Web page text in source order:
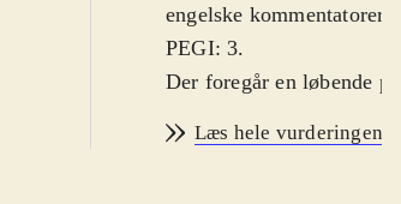
engelske
PEGI: 3.
Der foregår en løbende
grundlæggende
Læs hele vurderingen